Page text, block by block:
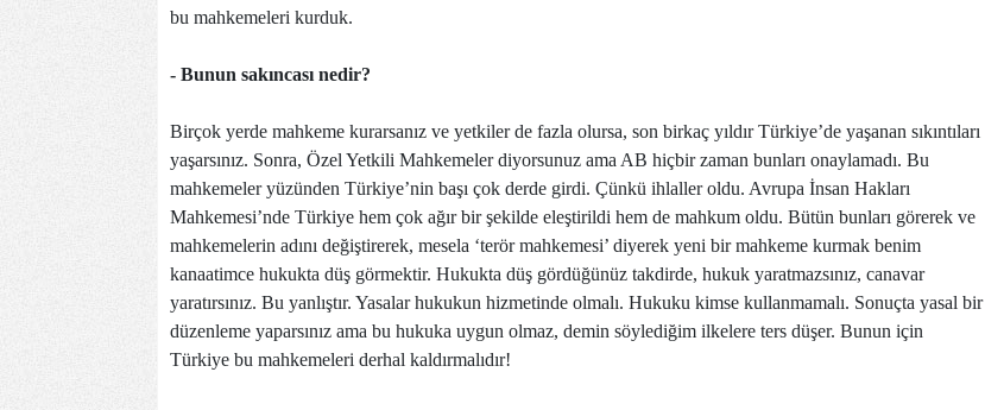
bu mahkemeleri kurduk.
- Bunun sakıncası nedir?
Birçok yerde mahkeme kurarsanız ve yetkiler de fazla olursa, son birkaç yıldır Türkiye’de yaşanan sıkıntıları
yaşarsınız. Sonra, Özel Yetkili Mahkemeler diyorsunuz ama AB hiçbir zaman bunları onaylamadı. Bu
mahkemeler yüzünden Türkiye’nin başı çok derde girdi. Çünkü ihlaller oldu. Avrupa İnsan Hakları
Mahkemesi’nde Türkiye hem çok ağır bir şekilde eleştirildi hem de mahkum oldu. Bütün bunları görerek ve
mahkemelerin adını değiştirerek, mesela ‘terör mahkemesi’ diyerek yeni bir mahkeme kurmak benim
kanaatimce hukukta düş görmektir. Hukukta düş gördüğünüz takdirde, hukuk yaratmazsınız, canavar
yaratırsınız. Bu yanlıştır. Yasalar hukukun hizmetinde olmalı. Hukuku kimse kullanmamalı. Sonuçta yasal bir
düzenleme yaparsınız ama bu hukuka uygun olmaz, demin söylediğim ilkelere ters düşer. Bunun için
Türkiye bu mahkemeleri derhal kaldırmalıdır!